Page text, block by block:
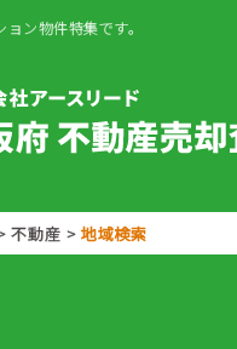
ン物件特集です。
不動産 >地域検索